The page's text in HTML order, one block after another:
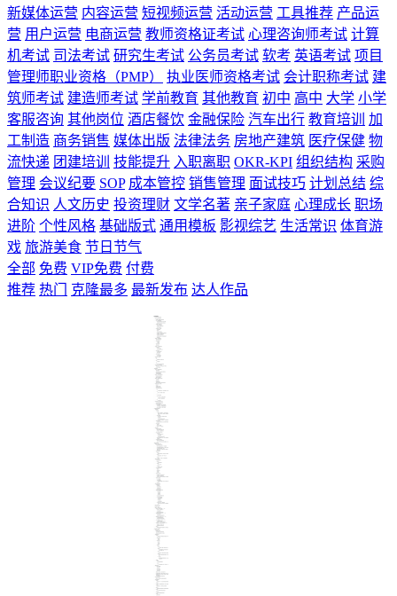
新媒体运营 内容运营 短视频运营 活动运营 工具推荐 产品运
营 用户运营 电商运营 教师资格证考试 心理咨询师考试 计算
机考试 司法考试 研究生考试 公务员考试 软考 英语考试 项目
管理师职业资格（PMP）
执业医师资格考试 会计职称考试 建
筑师考试 建造师考试 学前教育 其他教育 初中 高中 大学 小学
客服咨询 其他岗位 酒店餐饮 金融保险 汽车出行 教育培训
加
工制造 商务销售 媒体出版 法律法务 房地产建筑 医疗保健 物
流快递 团建培训 技能提升 入职离职 OKR-KPI 组织结构 采购
管理 会议纪要 SOP 成本管控 销售管理 面试技巧 计划总结 综
合知识 人文历史 投资理财 文学名著 亲子家庭 心理成长 职场
进阶 个性风格 基础版式 通用模板 影视综艺 生活常识 体育游
戏 旅游美食 节日节气
全部 免费 VIP免费 付费
推荐 热门 克隆最多 最新发布 达人作品